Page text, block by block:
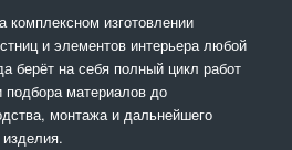
изготовлении
и элементов интерьера любой
берёт на себя полный цикл работ
материалов до
монтажа и дальнейшего